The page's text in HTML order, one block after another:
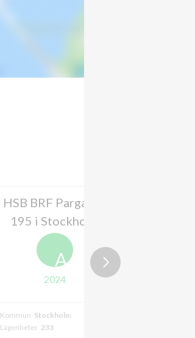
HSB BRF Pargas nr
195 i Stockholm
A
2024
Kommun Stockholm
Lägenheter 233